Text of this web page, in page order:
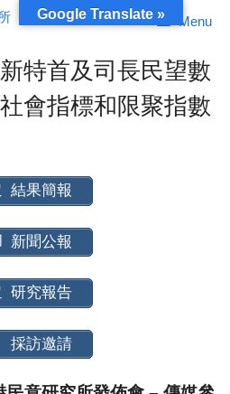
Menu
特首及司長民望數
會指標和限聚指數
結果簡報
新聞公報
研究報告
採訪邀請
Google Translate »